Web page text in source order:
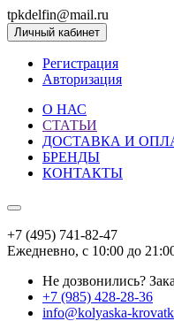
tpkdelfin@mail.ru
Личный кабинет
Регистрация
Авторизация
О НАС
СТАТЬИ
ДОСТАВКА И
БРЕНДЫ
КОНТАКТЫ
+7 (495) 741-82-47
Ежедневно, с 10:00 до
Не дозвонились?
+7 (985) 428-28-36
info@kolyaska-